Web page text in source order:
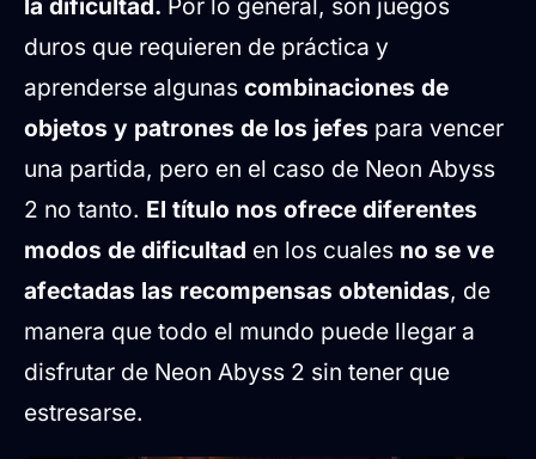
duros que requieren de práctica y
aprenderse algunas combinaciones de
objetos y patrones de los jefes para vencer
una partida, pero en el caso de Neon Abyss
2 no tanto. El título nos ofrece diferentes
modos de dificultad en los cuales no se ve
afectadas las recompensas obtenidas, de
manera que todo el mundo puede llegar a
disfrutar de Neon Abyss 2 sin tener que
estresarse.